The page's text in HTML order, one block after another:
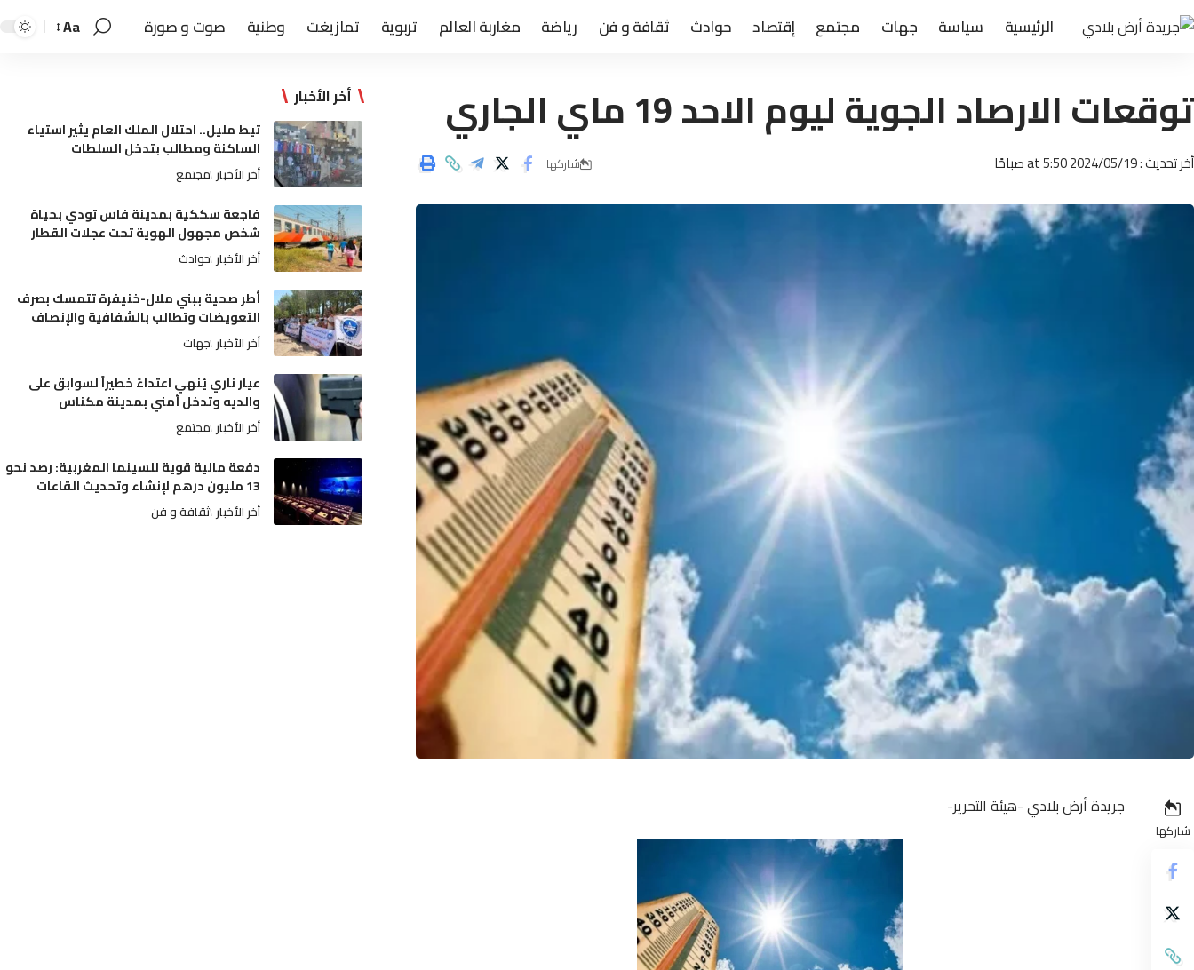
الرئيسية سياسة جهات مجتمع إقتصاد حوادث ثقافة و فن رياضة مغاربة العالم تربوية تمازيغت وطنية صوت و صورة Aa
توقعات الارصاد الجوية ليوم الاحد 19 ماي الجاري
أخر تحديث : 2024/05/19 at 5:50 صباحًا شاركها
شاركها
جريدة أرض بلادي -هيئة التحرير-
أخر الأخبار
تيط مليل.. احتلال الملك العام يثير استياء
الساكنة ومطالب بتدخل السلطات
أخر الأخبار مجتمع
فاجعة سككية بمدينة فاس تودي بحياة
شخص مجهول الهوية تحت عجلات القطار
أخر الأخبار حوادث
أطر صحية ببني ملال-خنيفرة تتمسك بصرف
التعويضات وتطالب بالشفافية والإنصاف
أخر الأخبار جهات
عيار ناري يُنهي اعتداءً خطيراً لسوابق على
والديه وتدخل أمني بمدينة مكناس
أخر الأخبار مجتمع
دفعة مالية قوية للسينما المغربية: رصد نحو
13 مليون درهم لإنشاء وتحديث القاعات
أخر الأخبار ثقافة و فن